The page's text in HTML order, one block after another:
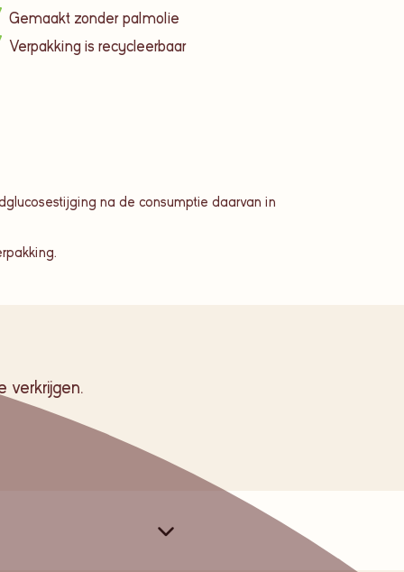
Gemaakt zonder palmolie
Verpakking is recycleerbaar
na de consumptie daarvan in
verkrijgen.